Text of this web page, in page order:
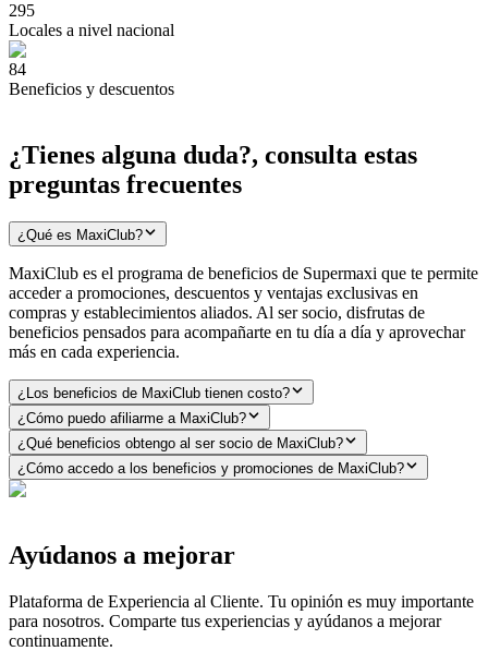
295
Locales a nivel nacional
84
Beneficios y descuentos
¿Tienes alguna duda?, consulta estas
preguntas frecuentes
¿Qué es MaxiClub?
MaxiClub es el programa de beneficios de Supermaxi que te permite
acceder a promociones, descuentos y ventajas exclusivas en
compras y establecimientos aliados. Al ser socio, disfrutas de
beneficios pensados para acompañarte en tu día a día y aprovechar
más en cada experiencia.
¿Los beneficios de MaxiClub tienen costo?
¿Cómo puedo afiliarme a MaxiClub?
¿Qué beneficios obtengo al ser socio de MaxiClub?
¿Cómo accedo a los beneficios y promociones de MaxiClub?
Ayúdanos a mejorar
Plataforma de Experiencia al Cliente. Tu opinión es muy importante
para nosotros. Comparte tus experiencias y ayúdanos a mejorar
continuamente.